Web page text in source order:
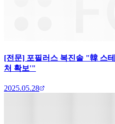
[전문] 포필러스 복진솔 "韓 스
처 확보'"
2025.05.28